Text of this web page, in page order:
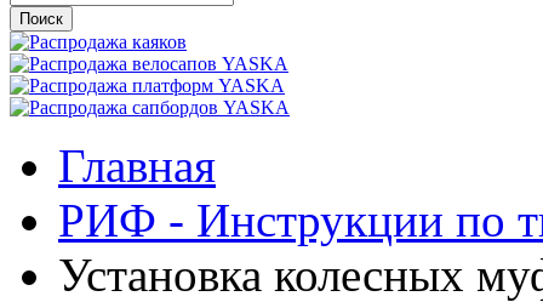
Главная
РИФ - Инструкции по
Установка колесных